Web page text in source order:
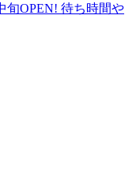
旬OPEN! 待ち時間や